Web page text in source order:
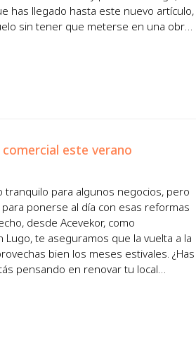
has llegado hasta este nuevo artículo,
sin tener que meterse en una obra.
este verano
para algunos negocios, pero
ponerse al día con esas reformas
desde Acevekor, como
te aseguramos que la vuelta a la
bien los meses estivales. ¿Has
pensando en renovar tu local